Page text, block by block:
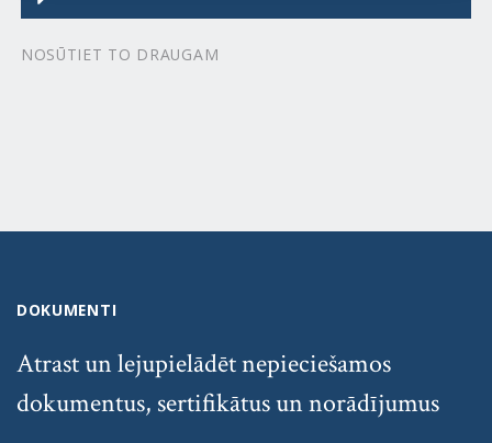
NOSŪTIET TO DRAUGAM
DOKUMENTI
Atrast un lejupielādēt nepieciešamos
dokumentus, sertifikātus un norādījumus